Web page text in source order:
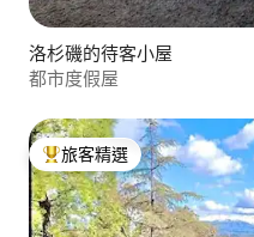
洛杉磯的待客小屋
都市度假屋
旅客精選榜首
旅客精選